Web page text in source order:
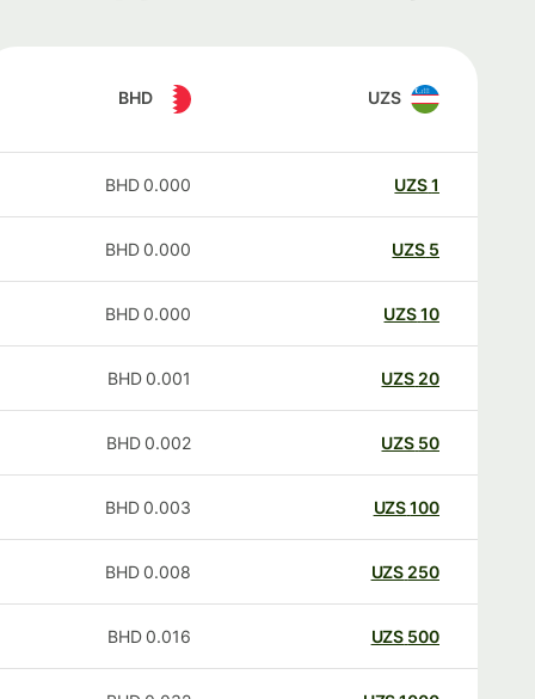
UZS
BHD
UZS
0.000
BHD
UZS
0.000
BHD
UZS
0.000
BHD
20
UZS
0.001
BHD
50
UZS
0.002
BHD
100
UZS
0.003
BHD
250
UZS
0.008
BHD
500
UZS
0.016
BHD